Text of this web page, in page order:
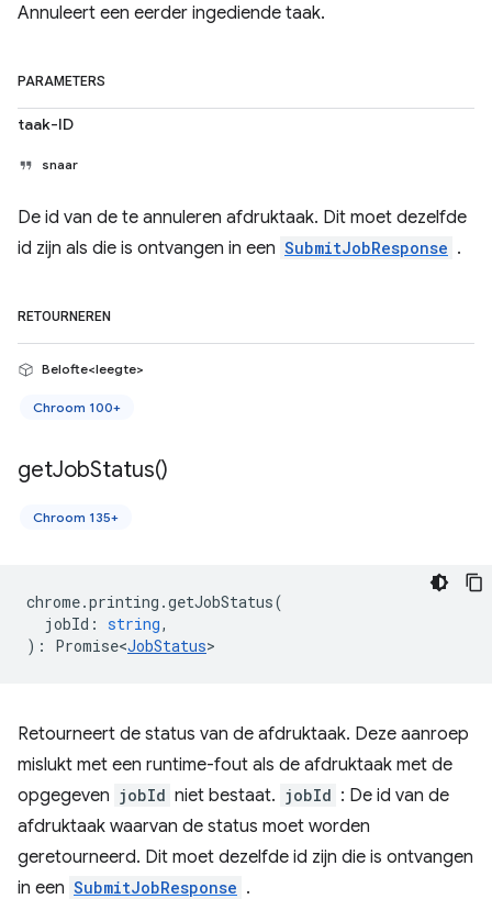
Annuleert een eerder ingediende taak.
PARAMETERS
taak-ID
snaar
De id van de te annuleren afdruktaak. Dit moet dezelfde
id zijn als die is ontvangen in een SubmitJobResponse .
RETOURNEREN
Belofte<leegte>
Chroom 100+
getJobStatus()
Chroom 135+
chrome.printing .getJobStatus(
jobId : string,
) : Promise<JobStatus>
Retourneert de status van de afdruktaak. Deze aanroep
mislukt met een runtime-fout als de afdruktaak met de
opgegeven jobId niet bestaat. jobId : De id van de
afdruktaak waarvan de status moet worden
geretourneerd. Dit moet dezelfde id zijn die is ontvangen
in een SubmitJobResponse .